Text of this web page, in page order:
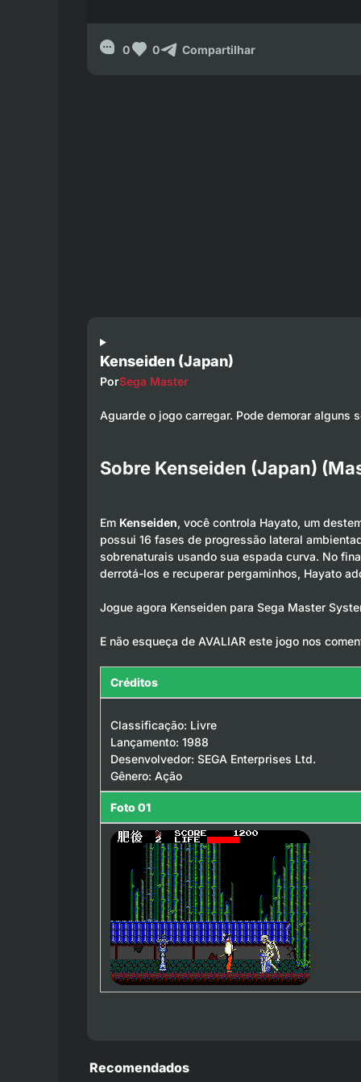
0 0 Compartilhar
Kenseiden (Japan)
PorSega Master
Aguarde o jogo carregar. Pode demorar alguns
Sobre Kenseiden (Japan)
Em Kenseiden, você controla Hayato, um
possui 16 fases de progressão lateral
sobrenaturais usando sua espada curva. No
derrotá-los e recuperar pergaminhos, Hayato
Jogue agora Kenseiden para Sega Master
E não esqueça de AVALIAR este jogo nos
Créditos
Classificação: Livre
Lançamento: 1988
Desenvolvedor: SEGA Enterprises Ltd.
Gênero: Ação
Foto 01
Recomendados